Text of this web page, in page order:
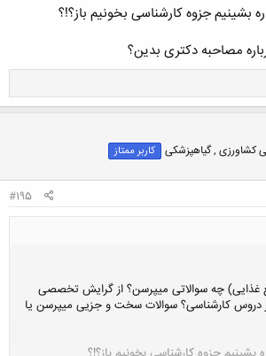
بشینیم جزوه کارشناسی بخونیم باز؟!؟
مصاحبه دکتری بدین؟
کشاورزی , گیاهپزشکی کاربر ممتاز
#195
غذایی) چه سوالاتی میپرسن؟ از گرایش تخصصی
دروس کارشناسی؟ سوالات سخت و جزیی میپرسن یا